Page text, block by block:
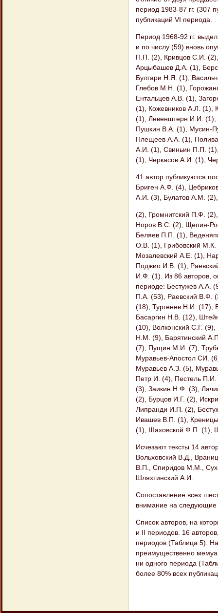
период 1983-87 гг. (307
публикаций VI периода.
Период 1968-92 гг.
и по числу (59) вновь
П.П. (2), Кривцов С.И.
Арцыбашев Д.А. (1),
Булгари Н.Я. (1),
Глебов М.Н. (1),
Ентальцев А.В. (1),
(1), Кожевников А.Л. (1),
(1), Левенштерн И.И.
Пушкин В.А. (1), Мусин-
Плещеев А.А. (1),
А.И. (1), Свиньин П.П.
(1), Черкасов А.И. (1),
41 автор публикуются
Бриген А.Ф. (4),
А.И. (3), Булатов A.M.
(2), Громнитский П.Ф.
Норов B.C. (2), Щепин-
Беляев П.П. (1),
О.В. (1), Грибовский М.К.
Мозалевский А.Е. (1),
Поджио И.В. (1),
И.Ф. (1). Из 86 авторов,
периоде: Бестужев А.А.
П.А. (53), Раевский В.Ф.
(18), Тургенев Н.И. (17),
Басаргин Н.В. (12),
(10), Волконский С.Г.
Н.М. (9), Барятинский
(7), Пущин М.И. (7),
Муравьев-Апостол СИ.
Муравьев А.З. (5),
Петр И. (4), Пестель
(3), Заикин Н.Ф. (3),
(2), Бурцов И.Г. (2),
Липранди И.П. (2),
Ивашев В.П. (1),
(1), Шаховской Ф.П. (1),
Исчезают тексты 14
Вольховский В.Д.,
В.П., Спиридов М.М.,
Шляхтинский А.И.
Сопоставление всех
внимание на следующие
Список авторов, на
и II периодов. 16
периодов (Таблица 5).
преимущественно
ни одного периода
более 80% всех